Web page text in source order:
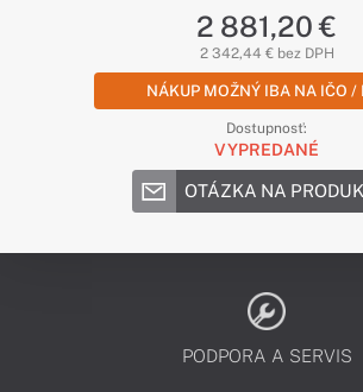
2 881,20 €
2 342,44 € bez DPH
NÁKUP MOŽNÝ IBA NA IČO /
Dostupnosť:
VYPREDANÉ
OTÁZKA NA
PODPORA A SERVIS